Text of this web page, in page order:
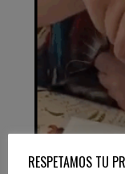
RESPETAMOS TU